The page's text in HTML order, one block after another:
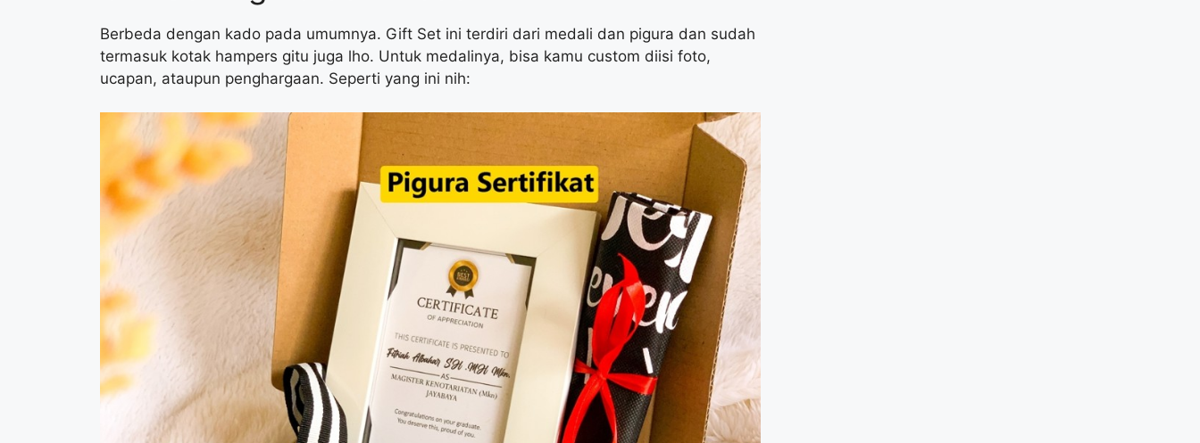
Berbeda dengan kado pada umumnya. Gift Set ini terdiri dari medali dan pigura dan sudah
termasuk kotak hampers gitu juga lho. Untuk medalinya, bisa kamu custom diisi foto,
ucapan, ataupun penghargaan. Seperti yang ini nih: